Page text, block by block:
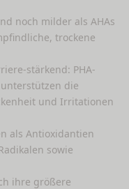
noch milder als AHAs
trockene
stärkend: PHA-
die
und Irritationen
als Antioxidantien
sowie
ihre größere